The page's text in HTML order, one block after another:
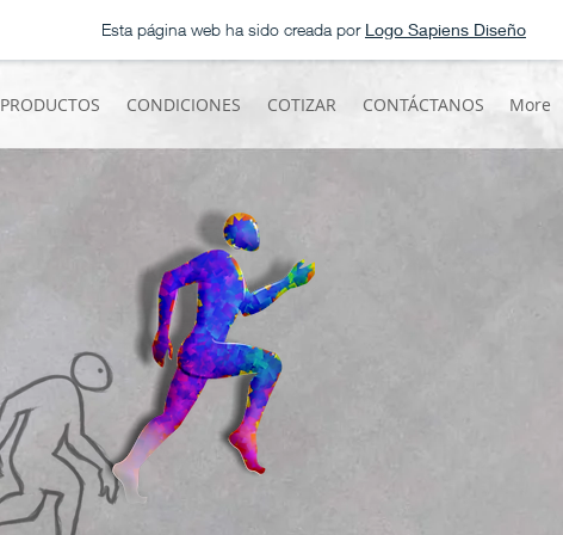
Esta página web ha sido creada por Logo Sapiens Diseño
PRODUCTOS CONDICIONES COTIZAR CONTÁCTANOS More